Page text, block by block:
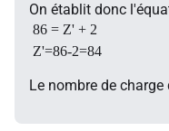
On établit donc
86 = Z' + 2
Z'=86-2=84
Le nombre de